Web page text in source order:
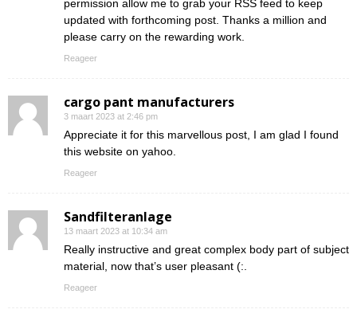
permission allow me to grab your RSS feed to keep
updated with forthcoming post. Thanks a million and
please carry on the rewarding work.
Reageer
cargo pant manufacturers
3 maart 2023 at 2:46 pm
Appreciate it for this marvellous post, I am glad I found
this website on yahoo.
Reageer
Sandfilteranlage
13 maart 2023 at 10:34 am
Really instructive and great complex body part of subject
material, now that’s user pleasant (:.
Reageer